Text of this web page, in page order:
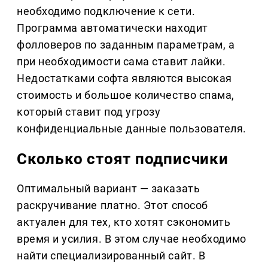
необходимо подключение к сети.
Программа автоматически находит
фолловеров по заданным параметрам, а
при необходимости сама ставит лайки.
Недостатками софта являются высокая
стоимость и большое количество спама,
который ставит под угрозу
конфиденциальные данные пользователя.
Сколько стоят подписчики
Оптимальный вариант — заказать
раскручивание платно. Этот способ
актуален для тех, кто хотят сэкономить
время и усилия. В этом случае необходимо
найти специализированный сайт. В